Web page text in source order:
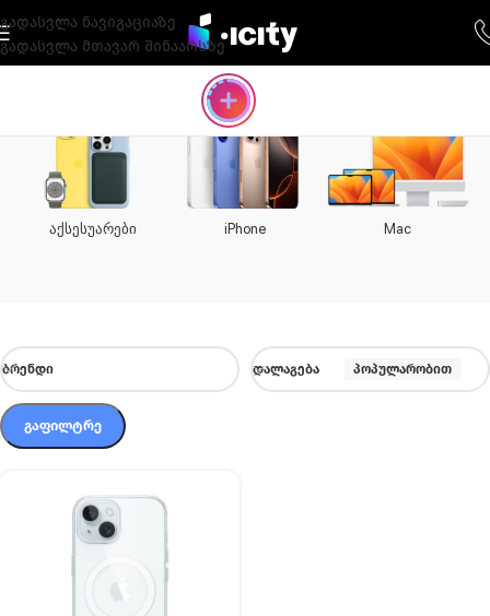
გადასვლა ნავიგაციაზე
გადასვლა მთავარ შინაარსზე
აქსესუარები iPhone Mac
ᲑᲠᲔᲜᲓᲘ ᲓᲐᲚᲐᲒᲔᲑᲐ პოპულარობით
ᲒᲐᲤᲘᲚᲢᲠᲔ